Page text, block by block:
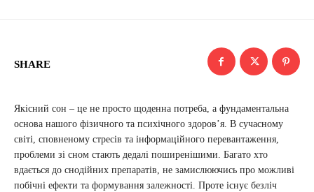
SHARE
Якісний сон – це не просто щоденна потреба, а фундаментальна
основа нашого фізичного та психічного здоров’я. В сучасному
світі, сповненому стресів та інформаційного перевантаження,
проблеми зі сном стають дедалі поширенішими. Багато хто
вдається до снодійних препаратів, не замислюючись про можливі
побічні ефекти та формування залежності. Проте існує безліч